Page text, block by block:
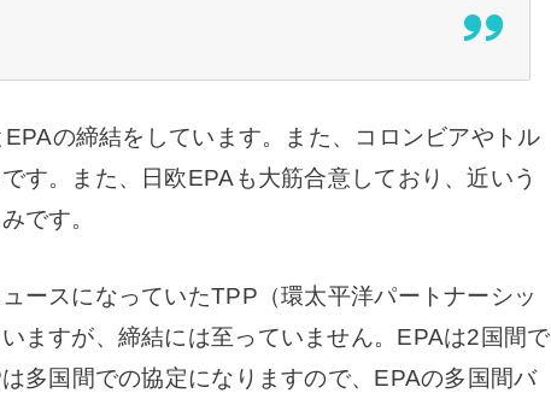
の締結をしています。
また、コロンビアやトル
す。
また、日欧EPAも大筋合意しており、近いう
です。
ースになっていたTPP（環太平洋パートナーシッ
ますが、締結には至っていません。EPAは2国間で
多国間での協定になりますので、EPAの多国間バ